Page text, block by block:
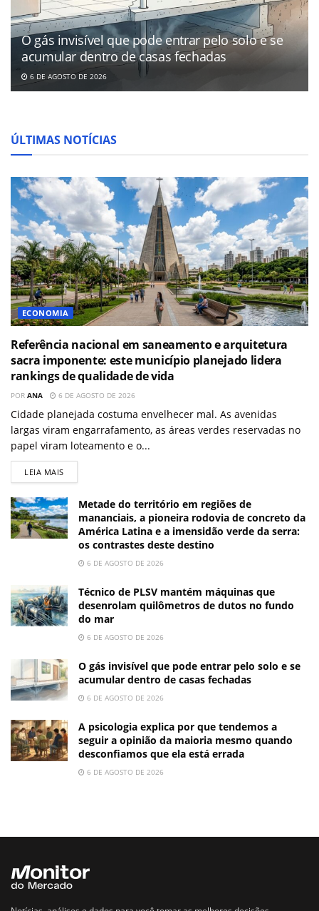
O gás invisível que pode entrar pelo solo e se
acumular dentro de casas fechadas
6 DE AGOSTO DE 2026
ÚLTIMAS NOTÍCIAS
ECONOMIA
Referência nacional em saneamento e arquitetura
sacra imponente: este município planejado lidera
rankings de qualidade de vida
POR ANA 6 DE AGOSTO DE 2026
Cidade planejada costuma envelhecer mal. As avenidas
largas viram engarrafamento, as áreas verdes reservadas no
papel viram loteamento e o...
LEIA MAIS
Metade do território em regiões de
mananciais, a pioneira rodovia de concreto da
América Latina e a imensidão verde da serra:
os contrastes deste destino
6 DE AGOSTO DE 2026
Técnico de PLSV mantém máquinas que
desenrolam quilômetros de dutos no fundo
do mar
6 DE AGOSTO DE 2026
O gás invisível que pode entrar pelo solo e se
acumular dentro de casas fechadas
6 DE AGOSTO DE 2026
A psicologia explica por que tendemos a
seguir a opinião da maioria mesmo quando
desconfiamos que ela está errada
6 DE AGOSTO DE 2026